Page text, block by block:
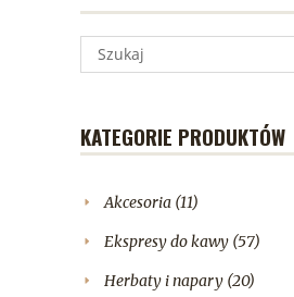
KATEGORIE PRODUKTÓW
Akcesoria (11)
Ekspresy do kawy (57)
Herbaty i napary (20)